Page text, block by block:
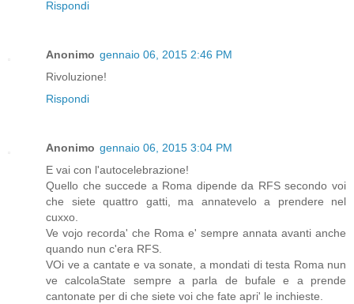
Rispondi
Anonimo gennaio 06, 2015 2:46 PM
Rivoluzione!
Rispondi
Anonimo gennaio 06, 2015 3:04 PM
E vai con l'autocelebrazione!
Quello che succede a Roma dipende da RFS secondo voi
che siete quattro gatti, ma annatevelo a prendere nel
cuxxo.
Ve vojo recorda' che Roma e' sempre annata avanti anche
quando nun c'era RFS.
VOi ve a cantate e va sonate, a mondati di testa Roma nun
ve calcolaState sempre a parla de bufale e a prende
cantonate per di che siete voi che fate apri' le inchieste.